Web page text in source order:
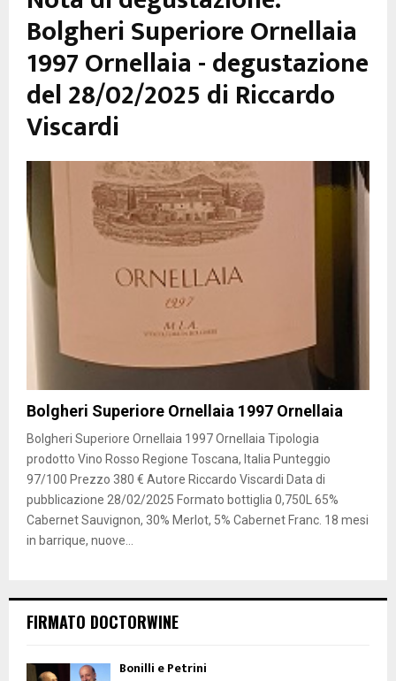
Bolgheri Superiore Ornellaia
1997 Ornellaia - degustazione
del 28/02/2025 di Riccardo
Viscardi
Bolgheri Superiore Ornellaia 1997 Ornellaia
Bolgheri Superiore Ornellaia 1997 Ornellaia Tipologia
prodotto Vino Rosso Regione Toscana, Italia Punteggio
97/100 Prezzo 380 € Autore Riccardo Viscardi Data di
pubblicazione 28/02/2025 Formato bottiglia 0,750L 65%
Cabernet Sauvignon, 30% Merlot, 5% Cabernet Franc. 18 mesi
in barrique, nuove...
FIRMATO DOCTORWINE
Bonilli e Petrini